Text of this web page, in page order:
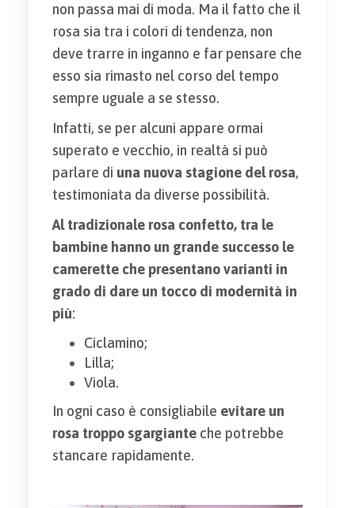
non passa mai di moda. Ma il fatto che il
rosa sia tra i colori di tendenza, non
deve trarre in inganno e far pensare che
esso sia rimasto nel corso del tempo
sempre uguale a se stesso.
Infatti, se per alcuni appare ormai
superato e vecchio, in realtà si può
parlare di una nuova stagione del rosa,
testimoniata da diverse possibilità.
Al tradizionale rosa confetto, tra le
bambine hanno un grande successo le
camerette che presentano varianti in
grado di dare un tocco di modernità in
più:
Ciclamino;
Lilla;
Viola.
In ogni caso è consigliabile evitare un
rosa troppo sgargianteche potrebbe
stancare rapidamente.